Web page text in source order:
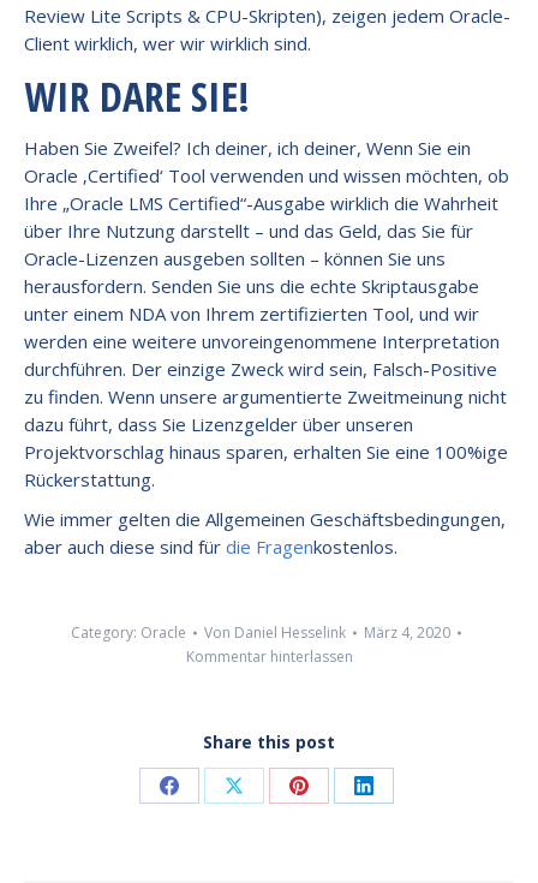
Review Lite Scripts & CPU-Skripten), zeigen jedem Oracle-
Client wirklich, wer wir wirklich sind.
WIR DARE SIE!
Haben Sie Zweifel? Ich deiner, ich deiner, Wenn Sie ein
Oracle ‚Certified‘ Tool verwenden und wissen möchten, ob
Ihre „Oracle LMS Certified“-Ausgabe wirklich die Wahrheit
über Ihre Nutzung darstellt – und das Geld, das Sie für
Oracle-Lizenzen ausgeben sollten – können Sie uns
herausfordern. Senden Sie uns die echte Skriptausgabe
unter einem NDA von Ihrem zertifizierten Tool, und wir
werden eine weitere unvoreingenommene Interpretation
durchführen. Der einzige Zweck wird sein, Falsch-Positive
zu finden. Wenn unsere argumentierte Zweitmeinung nicht
dazu führt, dass Sie Lizenzgelder über unseren
Projektvorschlag hinaus sparen, erhalten Sie eine 100%ige
Rückerstattung.
Wie immer gelten die Allgemeinen Geschäftsbedingungen,
aber auch diese sind für die Fragenkostenlos.
Category: Oracle Von Daniel Hesselink
März 4, 2020
Kommentar hinterlassen
Share this post
Share Share Share Share